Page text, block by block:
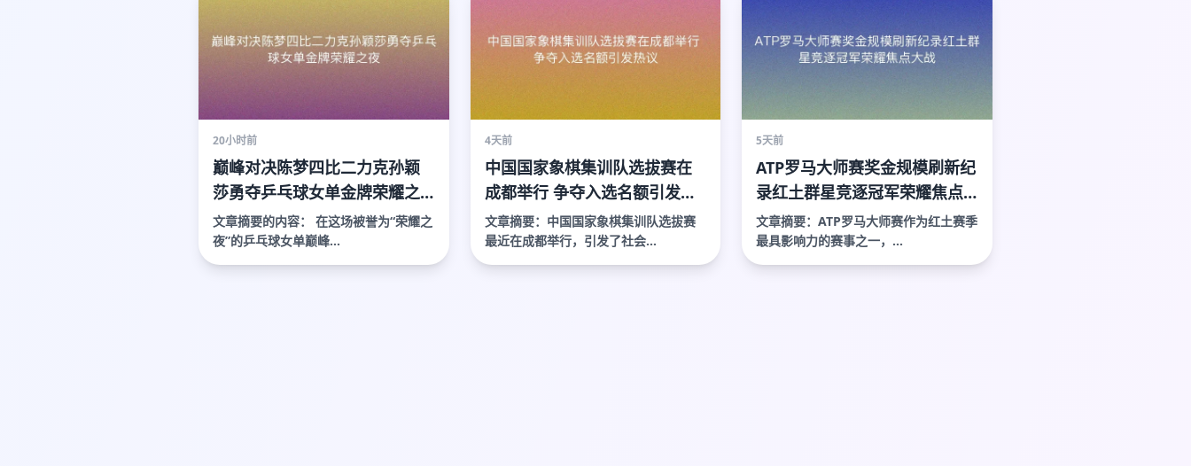
20小时前
巅峰对决陈梦四比二力克孙颖
莎勇夺乒乓球女单金牌荣耀之
夜
文章摘要的内容： 在这场被誉为“荣耀之
夜”的乒乓球女单巅峰...
4天前
中国国家象棋集训队选拔赛在
成都举行 争夺入选名额引发热
议
文章摘要：中国国家象棋集训队选拔赛
最近在成都举行，引发了社会...
5天前
ATP罗马大师赛奖金规模刷新纪
录红土群星竞逐冠军荣耀焦点
大战
文章摘要：ATP罗马大师赛作为红土赛季
最具影响力的赛事之一，...